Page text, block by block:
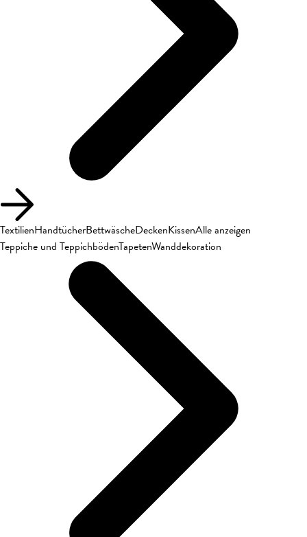
TextilienHandtücherBettwäscheDeckenKissenAlle anzeigen
Teppiche und TeppichbödenTapetenWanddekoration